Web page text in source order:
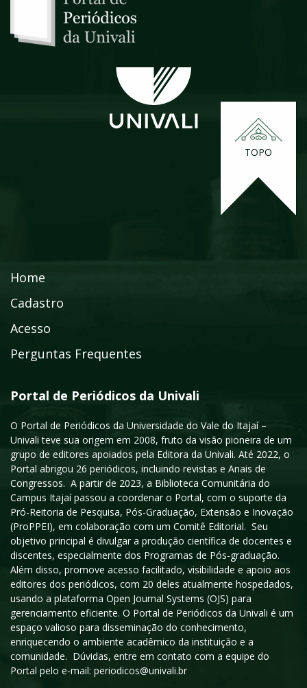
TOPO
Home
Cadastro
Acesso
Perguntas Frequentes
Portal de Periódicos da Univali
O Portal de Periódicos da Universidade do Vale do Itajaí –
Univali teve sua origem em 2008, fruto da visão pioneira de um
grupo de editores apoiados pela Editora da Univali. Até 2022, o
Portal abrigou 26 periódicos, incluindo revistas e Anais de
Congressos. A partir de 2023, a Biblioteca Comunitária do
Campus Itajaí passou a coordenar o Portal, com o suporte da
Pró-Reitoria de Pesquisa, Pós-Graduação, Extensão e Inovação
(ProPPEI), em colaboração com um Comitê Editorial. Seu
objetivo principal é divulgar a produção científica de docentes e
discentes, especialmente dos Programas de Pós-graduação.
Além disso, promove acesso facilitado, visibilidade e apoio aos
editores dos periódicos, com 20 deles atualmente hospedados,
usando a plataforma Open Journal Systems (OJS) para
gerenciamento eficiente. O Portal de Periódicos da Univali é um
espaço valioso para disseminação do conhecimento,
enriquecendo o ambiente acadêmico da instituição e a
comunidade. Dúvidas, entre em contato com a equipe do
Portal pelo e-mail: periodicos@univali.br